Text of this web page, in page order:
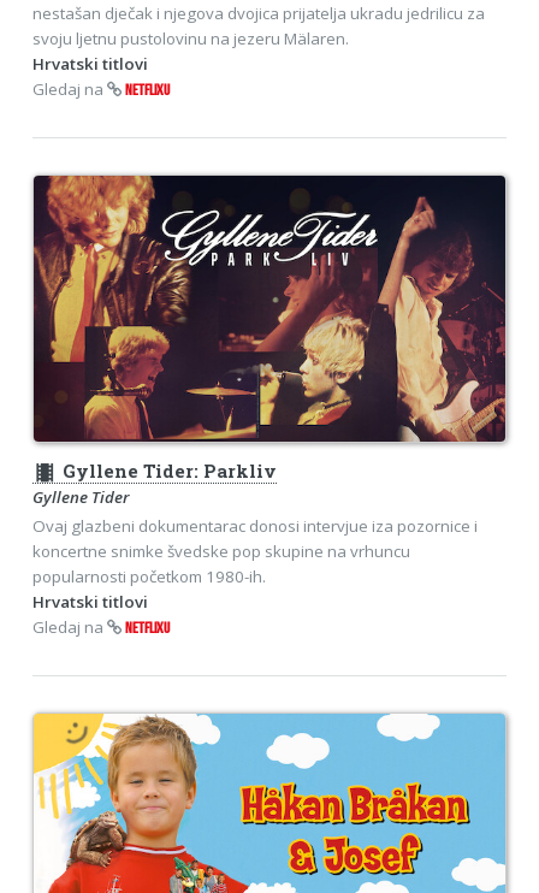
nestašan dječak i njegova dvojica prijatelja ukradu jedrilicu za
svoju ljetnu pustolovinu na jezeru Mälaren.
Hrvatski titlovi
Gledaj na
NETFLIXU
theaters Gyllene Tider: Parkliv
Gyllene Tider
Ovaj glazbeni dokumentarac donosi intervjue iza pozornice i
koncertne snimke švedske pop skupine na vrhuncu
popularnosti početkom 1980-ih.
Hrvatski titlovi
Gledaj na
NETFLIXU